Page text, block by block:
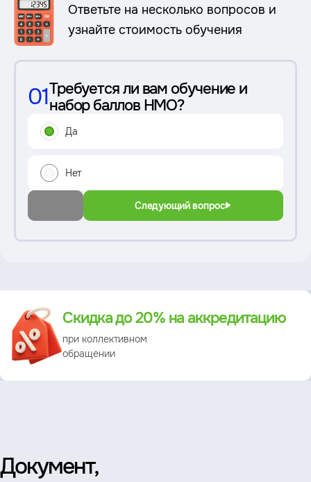
Ответьте на несколько вопросов и
узнайте стоимость обучения
01Требуется ли вам обучение и
набор баллов НМО?
Да
Нет
Следующий вопрос
Преимущество
Скидка до 20% на аккредитацию
при коллективном
обращении
Документ,